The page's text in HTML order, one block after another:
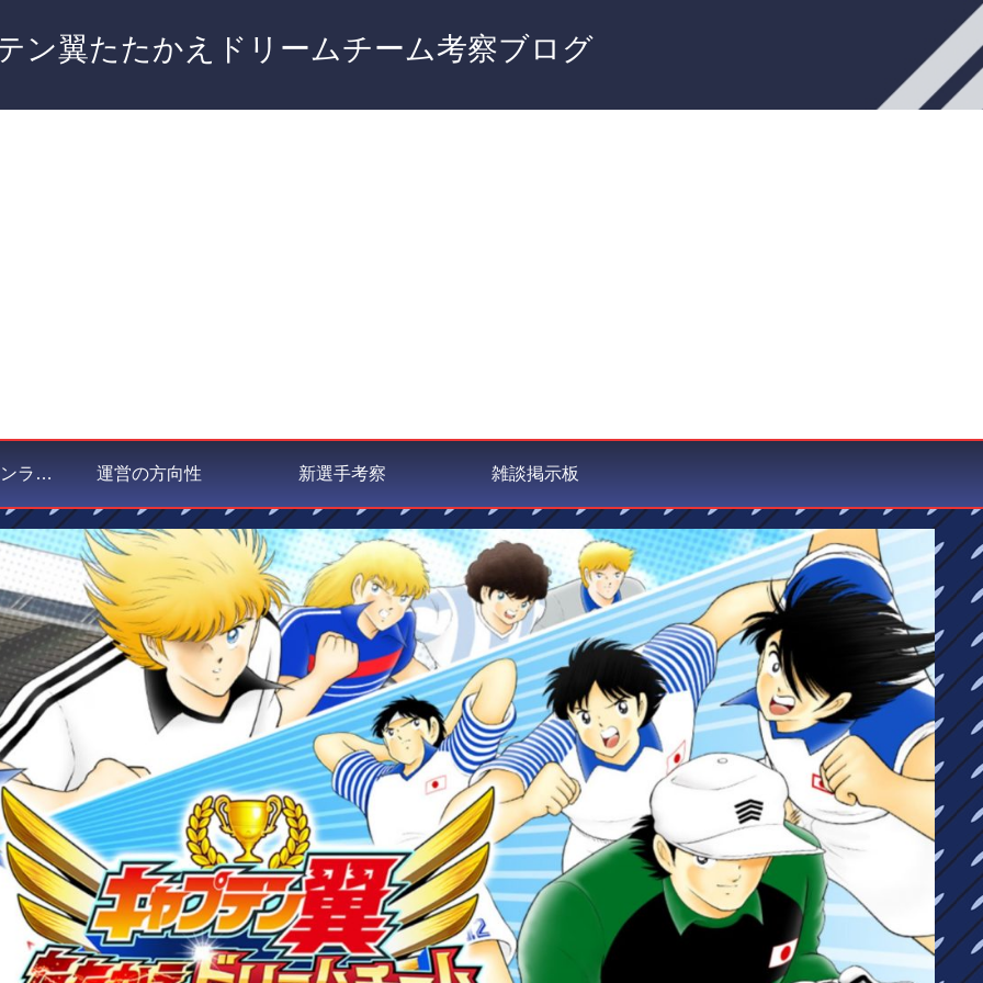
ン翼たたかえドリームチーム考察ブログ
私が選ぶポジションランキング 運営の方向性 新選手考察 雑談掲示板